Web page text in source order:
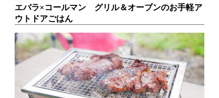
エバラ×コールマン グリル＆オーブンのお手軽ア
ウトドアごはん